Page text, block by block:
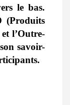
le bas.
(Produits
l’Outre-
savoir-